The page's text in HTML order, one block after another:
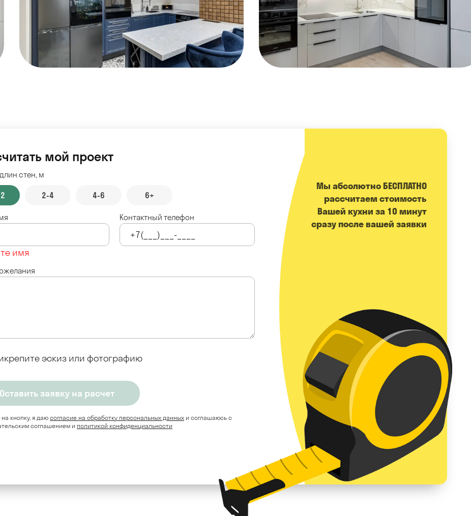
мой проект
стен, м
2-4 4-6 6+
имя
Контактный телефон
эскиз или фотографию
кнопку, я даю согласие на обработку персональных данных и соглашаюсь c
соглашением и политикой конфиденциальности
Мы абсолютно БЕСПЛАТНО
расcчитаем стоимость
Вашей кухни за 10 минут
сразу после вашей заявки